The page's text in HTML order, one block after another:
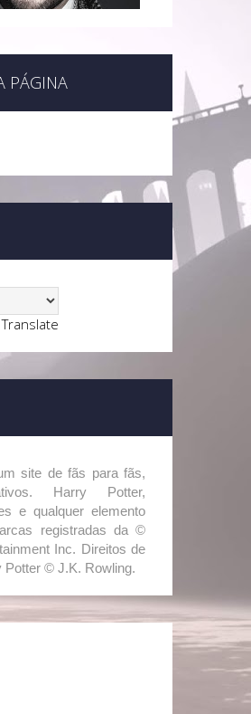
PÁGINA
Translate
site de fãs para fãs,
Harry Potter,
e qualquer elemento
registradas da ©
Inc. Direitos de
Potter © J.K. Rowling.